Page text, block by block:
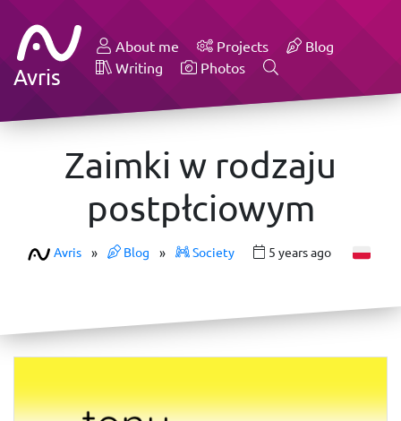
Avris
About me Projects
Blog
Writing
Photos
Zaimki w rodzaju
postpłciowym
Avris » Blog » Society 5 years ago